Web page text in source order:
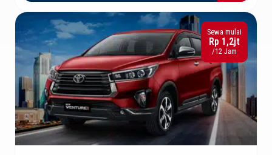
Sewa mulai
Rp 1,2jt
/12 Jam